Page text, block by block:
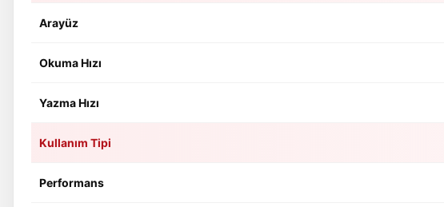
Arayüz
Okuma Hızı
Yazma Hızı
Kullanım Tipi
Performans